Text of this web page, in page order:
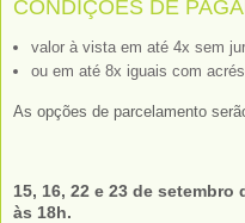
CONDIÇÕES DE
valor à vista em até 4x sem
ou em até 8x iguais com
As opções de parcelamento
15, 16, 22 e 23 de setembro
às 18h.